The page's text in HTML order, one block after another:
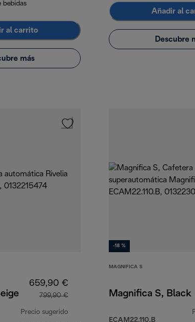
bebidas
al carrito
más
Añadir al
Descubre
659,90 €
799,90 €
Precio sugerido
-18 %
MAGNIFICA S
Magnifica S, Black
ECAM22.110.B